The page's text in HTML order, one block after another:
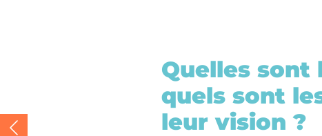
Quelles
quels sont
leur vision ?